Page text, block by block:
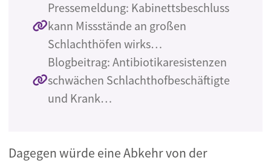
Pressemeldung: Kabinettsbeschluss
kann Missstände an großen
Schlachthöfen wirks…
Blogbeitrag: Antibiotikaresistenzen
schwächen Schlachthofbeschäftigte
und Krank…
Dagegen würde eine Abkehr von der